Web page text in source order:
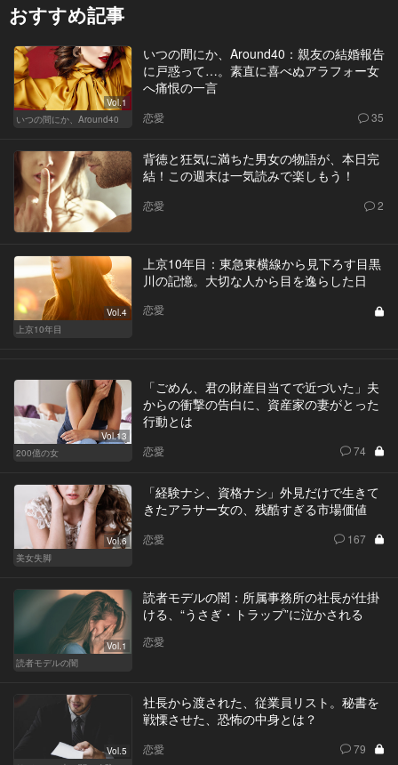
おすすめ記事
Vol.1
いつの間にか、Around40
いつの間にか、Around40：親友の結婚報告
に戸惑って…。素直に喜べぬアラフォー女
へ痛恨の一言
恋愛 35
背徳と狂気に満ちた男女の物語が、本日完
結！この週末は一気読みで楽しもう！
恋愛 2
Vol.4
上京10年目
上京10年目：東急東横線から見下ろす目黒
川の記憶。大切な人から目を逸らした日
恋愛
Vol.13
200億の女
「ごめん、君の財産目当てで近づいた」夫
からの衝撃の告白に、資産家の妻がとった
行動とは
恋愛 74
Vol.6
美女失脚
「経験ナシ、資格ナシ」外見だけで生きて
きたアラサー女の、残酷すぎる市場価値
恋愛 167
Vol.1
読者モデルの闇
読者モデルの闇：所属事務所の社長が仕掛
ける、“うさぎ・トラップ”に泣かされる
恋愛
Vol.5
社長から渡された、従業員リスト。秘書を
戦慄させた、恐怖の中身とは？
恋愛 79